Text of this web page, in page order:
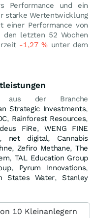
Performance und ein
starke Wertentwicklung
einer Performance von
letzten 52 Wochen
-1,27% unter dem
aus der Branche
Strategic Investments,
, Rainforest Resources,
FiRe,WENG FINE
net digital, Cannabis
, Zefiro Methane, The
, TAL Education Group
, Pyrum Innovations,
States Water, Stanley
10 Kleinanlegern